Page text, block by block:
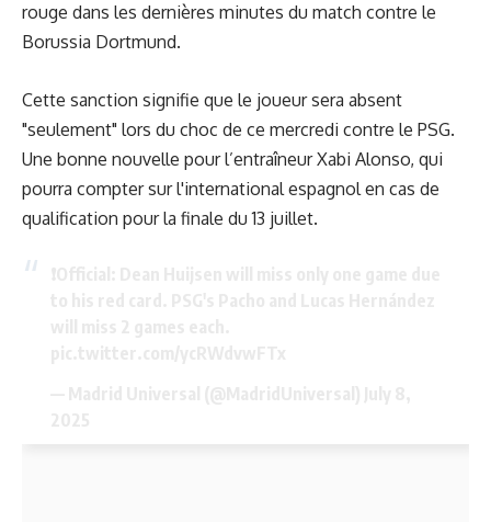
rouge dans les dernières minutes du match contre le
Borussia Dortmund.
Cette sanction signifie que le joueur sera absent
"seulement" lors du choc de ce mercredi contre le PSG.
Une bonne nouvelle pour l’entraîneur Xabi Alonso, qui
pourra compter sur l'international espagnol en cas de
qualification pour la finale du 13 juillet.